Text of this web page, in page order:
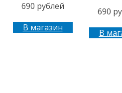
690 рублей
В магазин
690
В